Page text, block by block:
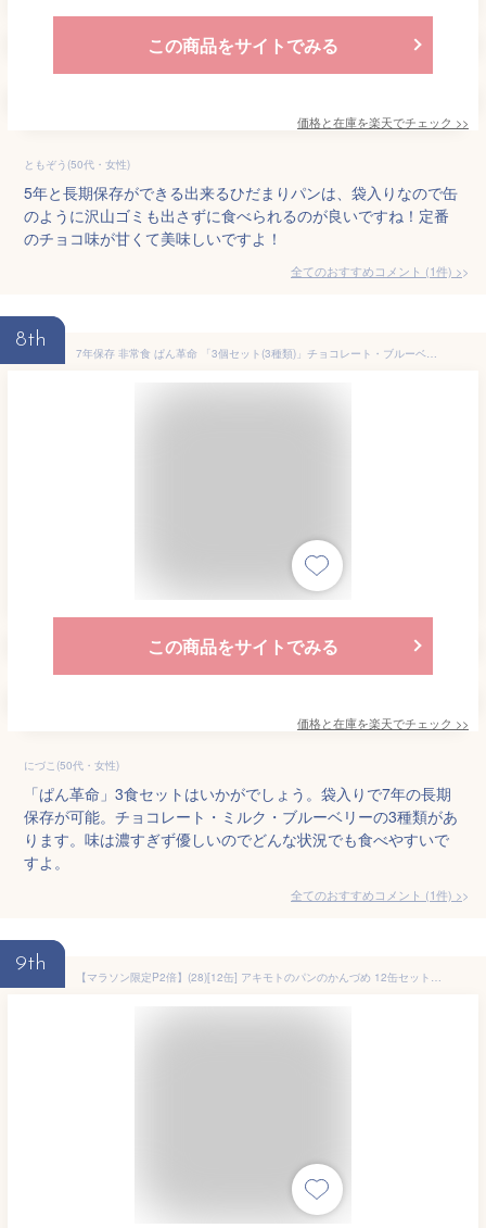
この商品をサイトでみる
価格と在庫を楽天でチェック >>
ともぞう(50代・女性)
5年と長期保存ができる出来るひだまりパンは、袋入りなので缶
のように沢山ゴミも出さずに食べられるのが良いですね！定番
のチョコ味が甘くて美味しいですよ！
全てのおすすめコメント (1件) >
8th
7年保存 非常食 ぱん革命 「3個セット(3種類)」チョコレート・ブルーベリー・北海道濃厚ミルク おいしい災害備蓄用パン パン革命 防災 食品 保存パン 賞味期限7年 非常食セット 保存食セット 避難グッズ 防災セット 備蓄食料
この商品をサイトでみる
価格と在庫を楽天でチェック >>
にづこ(50代・女性)
「ぱん革命」3食セットはいかがでしょう。袋入りで7年の長期
保存が可能。チョコレート・ミルク・ブルーベリーの3種類があ
ります。味は濃すぎず優しいのでどんな状況でも食べやすいで
すよ。
全てのおすすめコメント (1件) >
9th
【マラソン限定P2倍】(28)[12缶] アキモトのパンのかんづめ 12缶セット (3種×各4缶) 送料無料 長期5年保存 乳酸菌入り パンアキモト 缶入りソフトパン 保存食 非常食 調理不要 防災 備蓄 防災の日 ギフト プレゼント